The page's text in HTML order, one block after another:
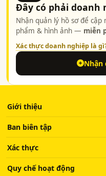
Đây có phải doanh
Nhận quản lý hồ sơ để
phẩm & hình ảnh — miễn
Xác thực doanh nghiệp là
Nhận
Giới thiệu
Ban biên tập
Xác thực
Quy chế hoạt động